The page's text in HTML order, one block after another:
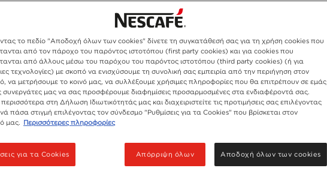
NESCAFÉ®Classic
το πεδίο "Αποδοχή όλων των cookies" δίνετε τη συγκατάθεσή σας για τη χρήση cookies που
από τον πάροχο του παρόντος ιστοτόπου (first party cookies) και για cookies που
από άλλους μέσω του παρόχου του παρόντος ιστοτόπου (third party cookies) (ή για
τεχνολογίες) με σκοπό να ενισχύσουμε τη συνολική σας εμπειρία από την περιήγηση στον
να μετρήσουμε το κοινό μας, να συλλέξουμε χρήσιμες πληροφορίες που θα επιτρέπουν σε εμάς
συνεργάτες μας να σας προσφέρουμε διαφημίσεις προσαρμοσμένες στα ενδιαφέροντά σας.
στη Δήλωση Ιδιωτικότητάς μας και διαχειριστείτε τις προτιμήσεις σας επιλέγοντας
πάσα στιγμή επιλέγοντας τον σύνδεσμο "Ρυθμίσεις για τα Cookies" που βρίσκεται στον
μας. Περισσότερες πληροφορίες
για τα Cookies Απόρριψη όλων Αποδοχή όλων των cookies